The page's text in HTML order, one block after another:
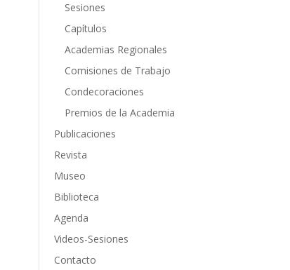
Sesiones
Capítulos
Academias Regionales
Comisiones de Trabajo
Condecoraciones
Premios de la Academia
Publicaciones
Revista
Museo
Biblioteca
Agenda
Videos-Sesiones
Contacto